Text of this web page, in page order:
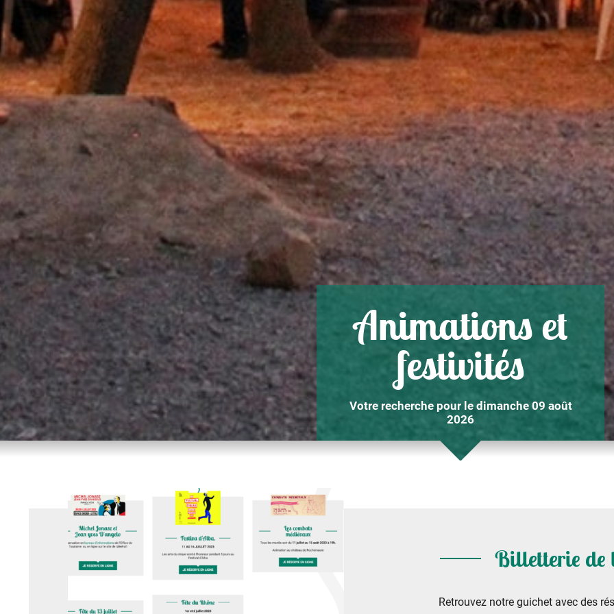
Animations et
festivités
Votre recherche pour le dimanche 09 août
2026
Billetterie de
Retrouvez notre guichet avec des